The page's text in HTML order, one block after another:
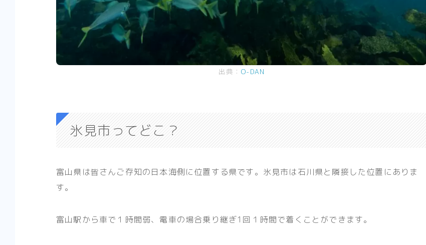
出典：O-DAN
氷見市ってどこ？
富山県は皆さんご存知の日本海側に位置する県です。氷見市は石川県と隣接した位置にありま
す。
富山駅から車で１時間弱、電車の場合乗り継ぎ1回１時間で着くことができます。